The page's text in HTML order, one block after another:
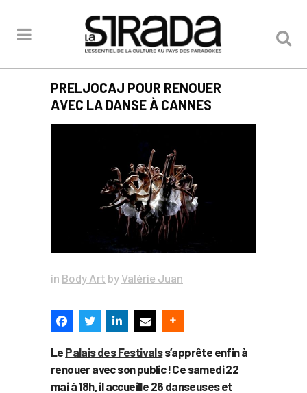
PRELJOCAJ POUR RENOUER
AVEC LA DANSE À CANNES
in Body Art by Valérie Juan
Le Palais des Festivalss’apprête enfin à
renouer avec son public ! Ce samedi 22
mai à 18h, il accueille 26 danseuses et